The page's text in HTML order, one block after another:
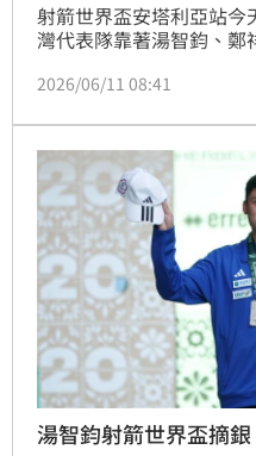
射箭世界盃安塔利亞站今
灣代表隊靠著湯智鈞、
到成效。
2026/06/11 08:41
湯智鈞射箭世界盃摘